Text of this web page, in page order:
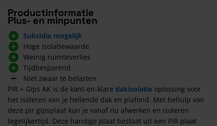
Productinformatie
Plus- en minpunten
Subsidie mogelijk
Hoge isolatiewaarde
Weinig ruimteverlies
Tijdbesparend
Niet zwaar te belasten
PIR + Gips AK is de kant-en-klare dakisolatie oplossing voor
het isoleren van je hellende dak en plafond. Met behulp van
deze pir gipsplaat kun je vanaf nu afwerken en isoleren
tegelijkertijd. Deze handige plaat bestaat uit een PIR plaat